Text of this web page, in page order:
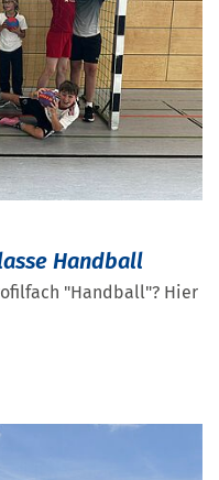
Handball
"Handball"? Hier